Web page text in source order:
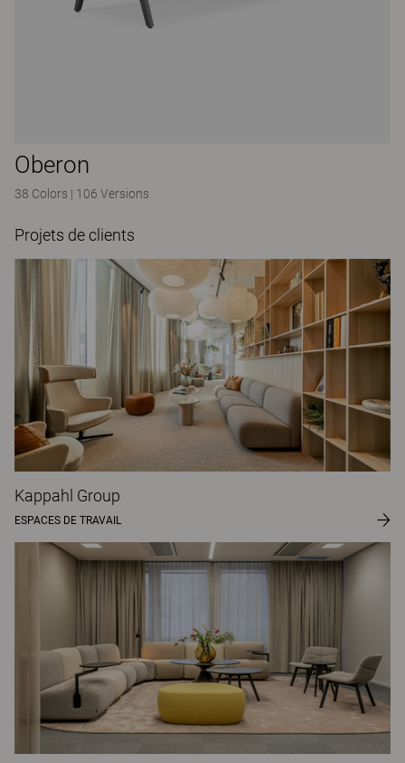
Oberon
38 Colors | 106 Versions
Projets de clients
Kappahl Group
ESPACES DE TRAVAIL